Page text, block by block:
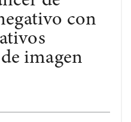
con
imagen